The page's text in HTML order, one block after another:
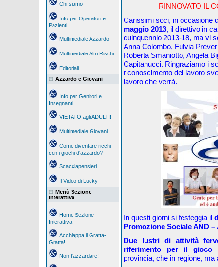
Chi siamo
Info per Operatori e
Pazienti
Multimediale Azzardo
Multimediale Altri Rischi
Editoriali
Azzardo e Giovani
Info per Genitori e
Insegnanti
VIETATO agli ADULTI!
Multimediale Giovani
Come diventare ricchi
con i giochi d'azzardo?
Scacciapensieri
Il Video di Lucky
Menù Sezione
Interattiva
Home Sezione
Interattiva
Acchiappa il Gratta-
Gratta!
Non t'azzardare!
RINNOVATO IL
Carissimi soci, in occasione
maggio 2013, il direttivo in
quinquennio 2013-18, ma vi
Anna Colombo, Fulvia
Roberta Smaniotto, Angela
Capitanucci. Ringraziamo i
riconoscimento del lavoro
lavoro che verrà.
In questi giorni si festeggia il
Promozione Sociale AND
Due lustri di attività
riferimento per il gioco
provincia, che in regione, ma